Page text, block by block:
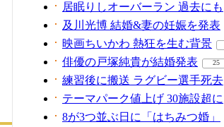
居眠りしオーバーラン 過去にも
及川光博 結婚&妻の妊娠を発表
映画ちいかわ 熱狂を生む背景
俳優の戸塚純貴が結婚発表 25
練習後に搬送 ラグビー選手死去
テーマパーク値上げ 30施設超に
8が3つ並ぶ日に「はちみつ婚」